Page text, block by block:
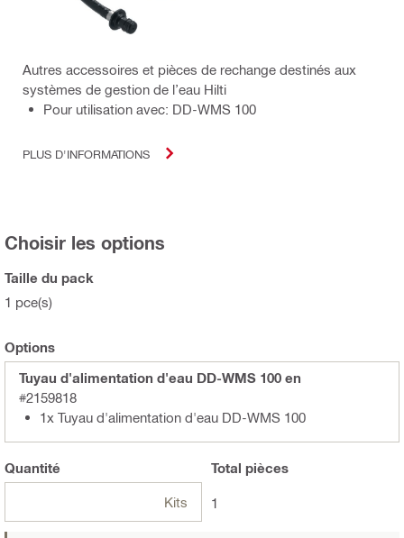
Autres accessoires et pièces de rechange destinés aux
systèmes de gestion de l’eau Hilti
Pour utilisation avec: DD-WMS 100
PLUS D'INFORMATIONS
Choisir les options
Taille du pack
1 pce(s)
Options
Tuyau d'alimentation d'eau DD-WMS 100 en
#2159818
1x Tuyau d'alimentation d'eau DD-WMS 100
Quantité
Kits
Total pièces
1